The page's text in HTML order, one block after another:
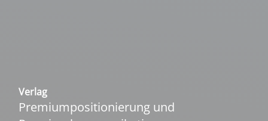
Ver­lag
Pre­mi­um­po­si­tio­nie­rung und